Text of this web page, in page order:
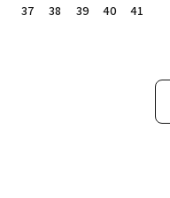
37
38 39 40
41